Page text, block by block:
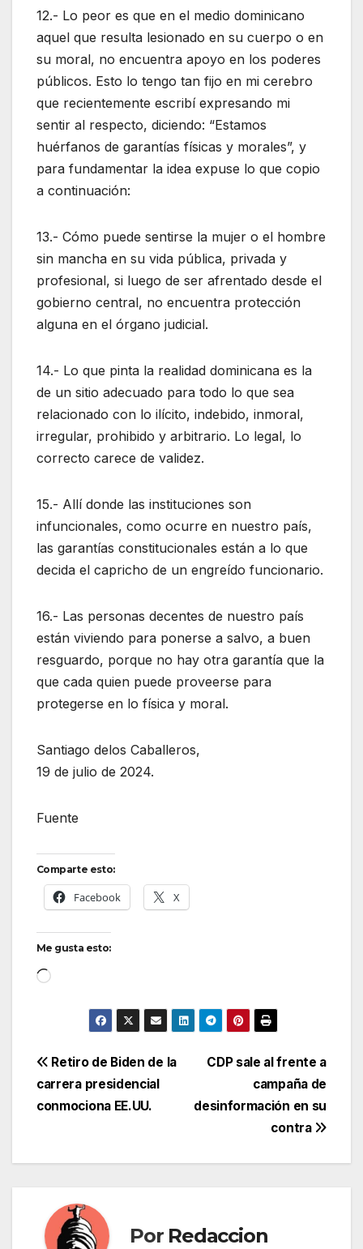
12.- Lo peor es que en el medio dominicano
aquel que resulta lesionado en su cuerpo o en
su moral, no encuentra apoyo en los poderes
públicos. Esto lo tengo tan fijo en mi cerebro
que recientemente escribí expresando mi
sentir al respecto, diciendo: “Estamos
huérfanos de garantías físicas y morales”, y
para fundamentar la idea expuse lo que copio
a continuación:
13.- Cómo puede sentirse la mujer o el hombre
sin mancha en su vida pública, privada y
profesional, si luego de ser afrentado desde el
gobierno central, no encuentra protección
alguna en el órgano judicial.
14.- Lo que pinta la realidad dominicana es la
de un sitio adecuado para todo lo que sea
relacionado con lo ilícito, indebido, inmoral,
irregular, prohibido y arbitrario. Lo legal, lo
correcto carece de validez.
15.- Allí donde las instituciones son
infuncionales, como ocurre en nuestro país,
las garantías constitucionales están a lo que
decida el capricho de un engreído funcionario.
16.- Las personas decentes de nuestro país
están viviendo para ponerse a salvo, a buen
resguardo, porque no hay otra garantía que la
que cada quien puede proveerse para
protegerse en lo física y moral.
Santiago delos Caballeros,
19 de julio de 2024.
Fuente
Comparte esto:
Facebook X
Me gusta esto:
Cargando...
Navegación
de
CDP sale al frente a
campaña de
desinformación en su
contra
Retiro de Biden de la
carrera presidencial
conmociona EE.UU.
Por Redaccion